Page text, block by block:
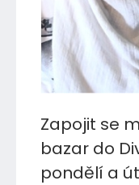
Zapojit se
bazar do
pondělí a